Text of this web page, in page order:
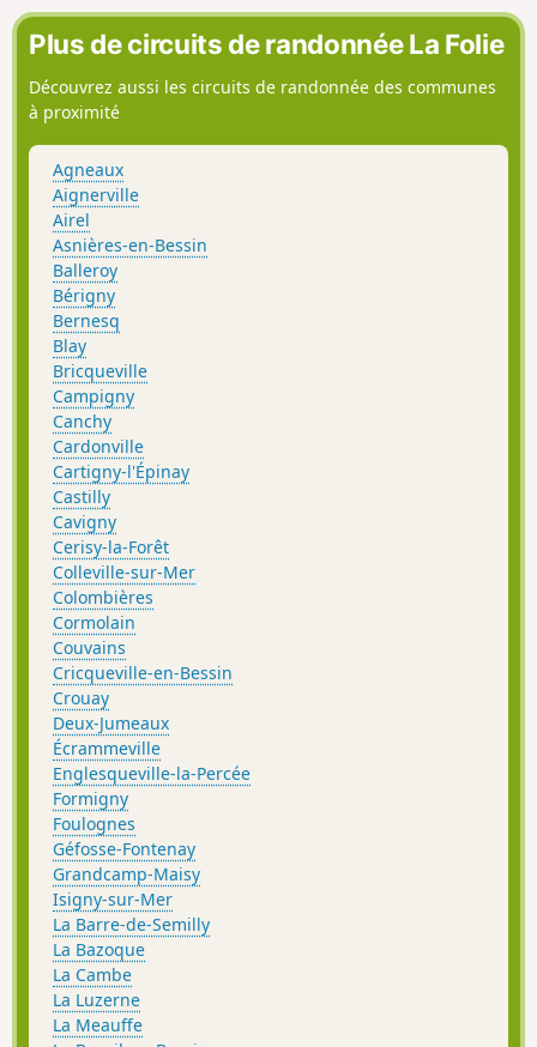
Plus de circuits de randonnée La Folie
Découvrez aussi les circuits de randonnée des communes
à proximité
Agneaux
Aignerville
Airel
Asnières-en-Bessin
Balleroy
Bérigny
Bernesq
Blay
Bricqueville
Campigny
Canchy
Cardonville
Cartigny-l'Épinay
Castilly
Cavigny
Cerisy-la-Forêt
Colleville-sur-Mer
Colombières
Cormolain
Couvains
Cricqueville-en-Bessin
Crouay
Deux-Jumeaux
Écrammeville
Englesqueville-la-Percée
Formigny
Foulognes
Géfosse-Fontenay
Grandcamp-Maisy
Isigny-sur-Mer
La Barre-de-Semilly
La Bazoque
La Cambe
La Luzerne
La Meauffe